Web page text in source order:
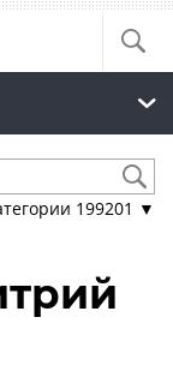
199201 ▼